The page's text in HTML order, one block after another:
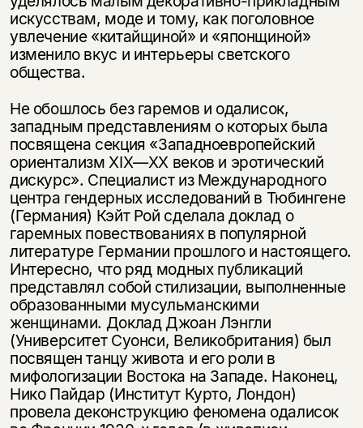
искусствам, моде и тому, как поголовное
увлечение «китайщиной» и «японщиной»
изменило вкус и интерьеры светского
общества.
Не обошлось без гаремов и одалисок,
западным представлениям о которых была
посвящена секция «Западноевропейский
ориентализм XIX—XX веков и эротический
дискурс». Специалист из Международного
центра гендерных исследований в Тюбингене
(Германия) Кэйт Рой сделала доклад о
гаремных повествованиях в популярной
литературе Германии прошлого и настоящего.
Интересно, что ряд модных публикаций
представлял собой стилизации, выполненные
образованными мусульманскими
женщинами. Доклад Джоан Лэнгли
(Университет Суонси, Великобритания) был
посвящен танцу живота и его роли в
мифологизации Востока на Западе. Наконец,
Нико Пайдар (Институт Курто, Лондон)
провела деконструкцию феномена одалисок